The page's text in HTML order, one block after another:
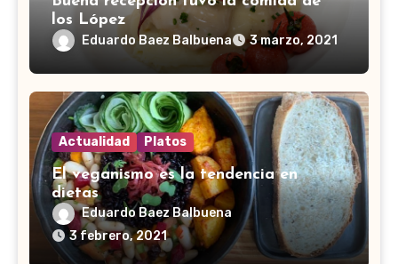
los López
Eduardo Baez Balbuena 3 marzo, 2021
Actualidad Platos
El veganismo es la tendencia en
dietas
Eduardo Baez Balbuena
3 febrero, 2021